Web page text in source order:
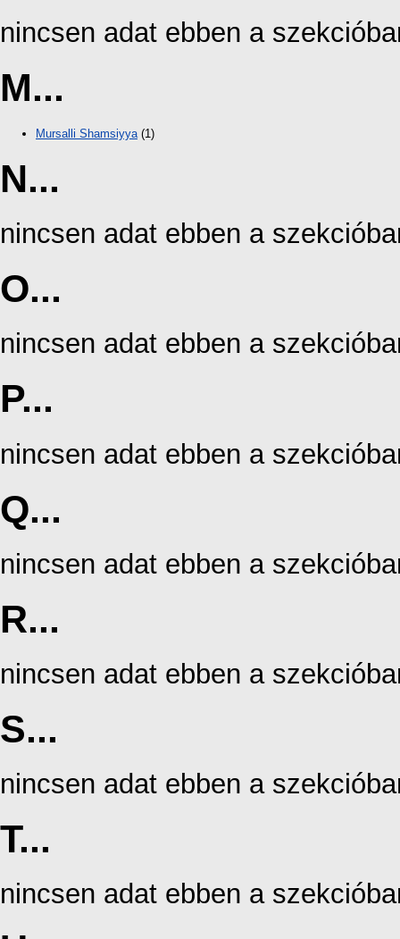
nincsen adat ebben a
M...
Mursalli Shamsiyya (1)
N...
nincsen adat ebben a
O...
nincsen adat ebben a
P...
nincsen adat ebben a
Q...
nincsen adat ebben a
R...
nincsen adat ebben a
S...
nincsen adat ebben a
T...
nincsen adat ebben a